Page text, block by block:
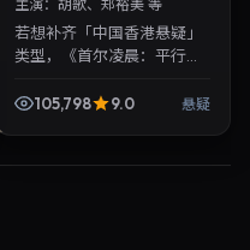
主演：胡歌、郑裕美 等
若想补齐「中国香港悬疑」
类型，《首尔凌晨：平行告
演，胡歌、郑裕美主演，
105,798 9.0 悬疑